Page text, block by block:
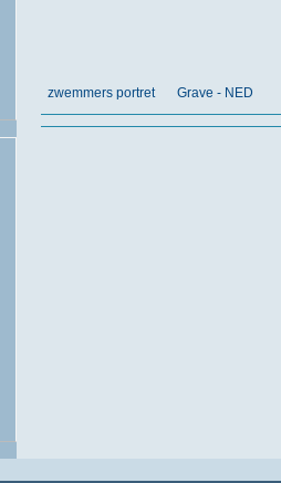
zwemmers portret Grave - NED